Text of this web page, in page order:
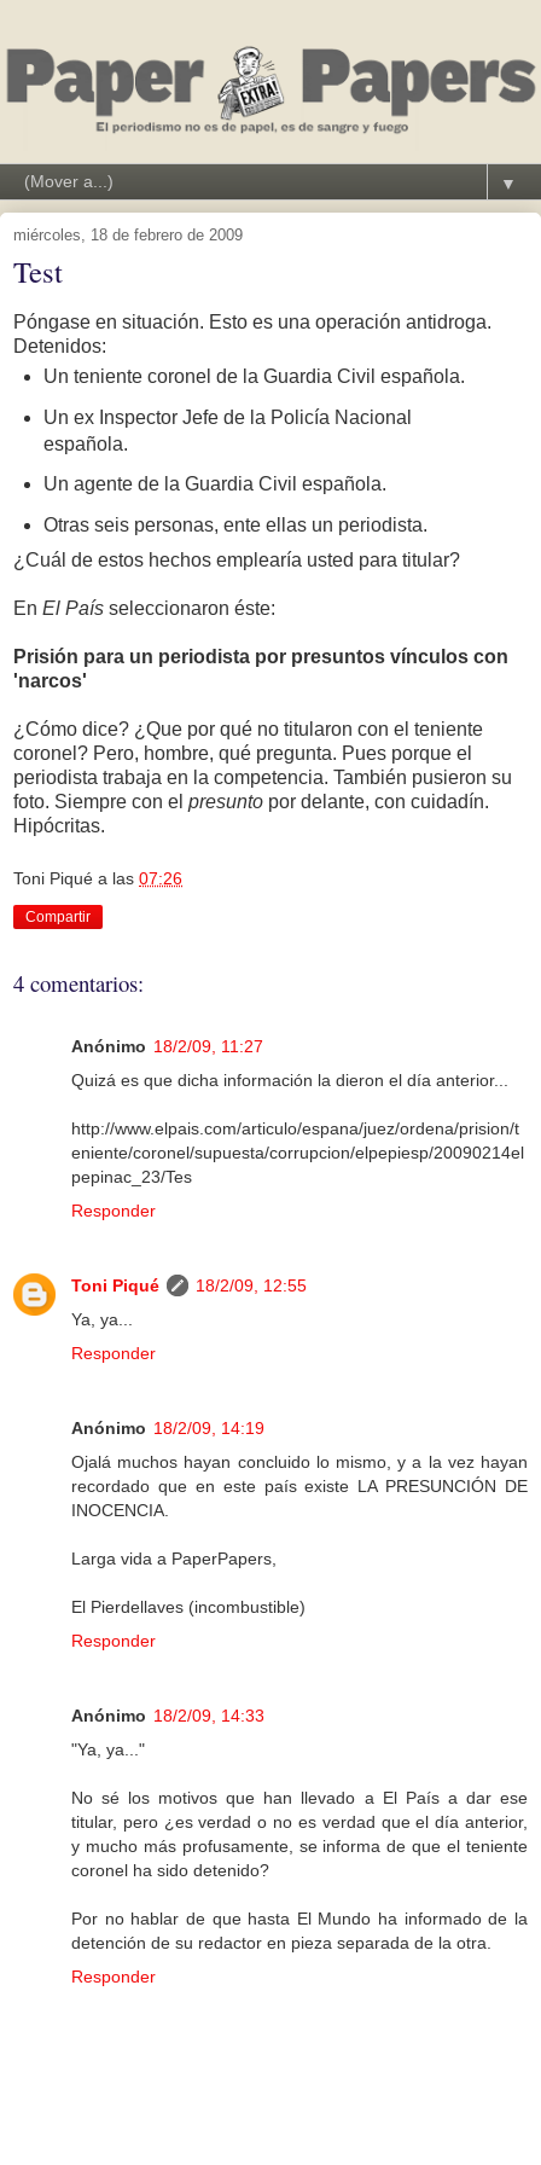
▼
miércoles, 18 de febrero de 2009
Test
Póngase en situación. Esto es una operación antidroga.
Detenidos:
Un teniente coronel de la Guardia Civil española.
Un ex Inspector Jefe de la Policía Nacional
española.
Un agente de la Guardia Civil española.
Otras seis personas, ente ellas un periodista.
¿Cuál de estos hechos emplearía usted para titular?
En El País seleccionaron éste:
Prisión para un periodista por presuntos vínculos con
'narcos'
¿Cómo dice? ¿Que por qué no titularon con el teniente
coronel? Pero, hombre, qué pregunta. Pues porque el
periodista trabaja en la competencia. También pusieron su
foto. Siempre con el presunto por delante, con cuidadín.
Hipócritas.
Toni Piqué a las 07:26
Compartir
4 comentarios:
Anónimo 18/2/09, 11:27
Quizá es que dicha información la dieron el día anterior...
http://www.elpais.com/articulo/espana/juez/ordena/prision/t
eniente/coronel/supuesta/corrupcion/elpepiesp/20090214el
pepinac_23/Tes
Responder
Toni Piqué
18/2/09, 12:55
Ya, ya...
Responder
Anónimo 18/2/09, 14:19
Ojalá muchos hayan concluido lo mismo, y a la vez hayan
recordado que en este país existe LA PRESUNCIÓN DE
INOCENCIA.
Larga vida a PaperPapers,
El Pierdellaves (incombustible)
Responder
Anónimo 18/2/09, 14:33
"Ya, ya..."
No sé los motivos que han llevado a El País a dar ese
titular, pero ¿es verdad o no es verdad que el día anterior,
y mucho más profusamente, se informa de que el teniente
coronel ha sido detenido?
Por no hablar de que hasta El Mundo ha informado de la
detención de su redactor en pieza separada de la otra.
Responder